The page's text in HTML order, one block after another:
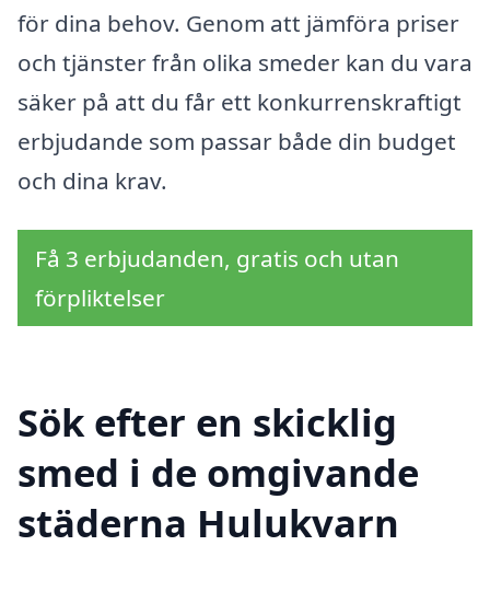
för dina behov. Genom att jämföra priser
och tjänster från olika smeder kan du vara
säker på att du får ett konkurrenskraftigt
erbjudande som passar både din budget
och dina krav.
Få 3 erbjudanden, gratis och utan
förpliktelser
Sök efter en skicklig
smed i de omgivande
städerna Hulukvarn